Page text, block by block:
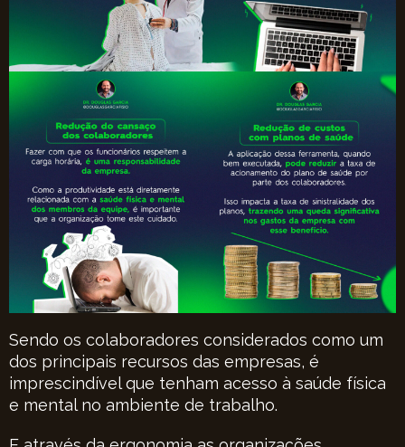
Sendo os colaboradores considerados como um
dos principais recursos das empresas, é
imprescindível que tenham acesso à saúde física
e mental no ambiente de trabalho.